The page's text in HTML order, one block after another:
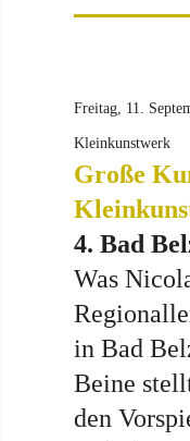
Freitag, 11.
Kleinkunstwerk
Große
4. Bad
Was
in Bad
Beine
den